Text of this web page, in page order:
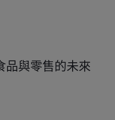
品與零售的未來